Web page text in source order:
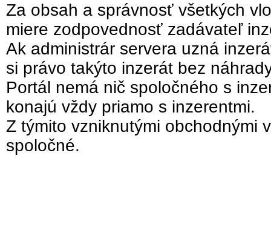
Za obsah a správnosť všetkých
miere zodpovednosť zadávateľ
Ak administrár servera uzná
si právo takýto inzerát bez
Portál nemá nič spoločného s
konajú vždy priamo s inzerentmi.
Z týmito vzniknutými obchodnými
spoločné.